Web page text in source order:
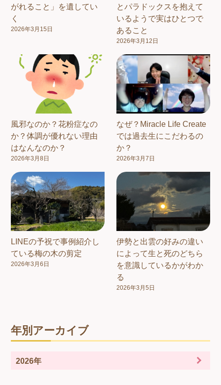
がれること」を遺してい
く
2026年3月15日
とパラドックスを抱えて
いるようで実はひとつで
あること
2026年3月12日
風邪なのか？花粉症なの
か？体調が優れない理由
はなんなのか？
2026年3月8日
なぜ？Miracle Life Create
では過去生にこだわるの
か？
2026年3月7日
LINEの予祝で事例紹介し
ている梅の木の剪定
2026年3月6日
伊勢と出雲の好みの違い
によって生と死のどちら
を意識しているかがわか
る
2026年3月5日
年別アーカイブ
2026年